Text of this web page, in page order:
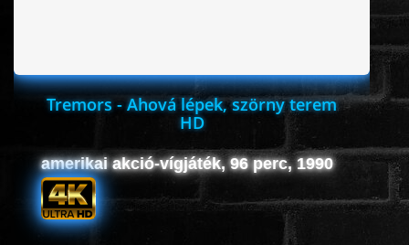
Tremors - Ahová lépek, szörny terem
HD
amerikai akció-vígjáték, 96 perc, 1990